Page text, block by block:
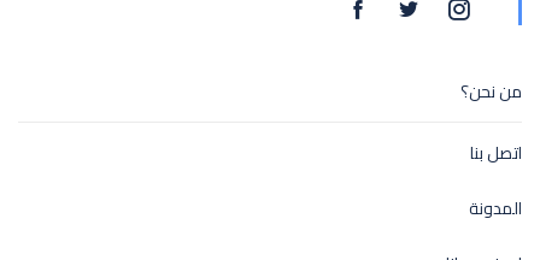
من نحن؟
اتصل بنا
المدونة